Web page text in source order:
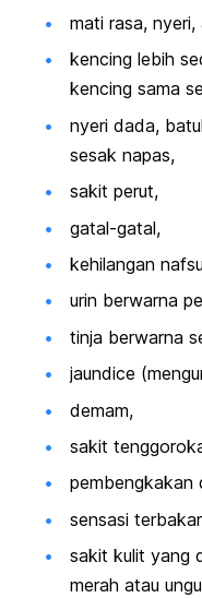
mati rasa,
kencing lebih
kencing sama
nyeri dada,
sesak napas,
sakit perut,
gatal-gatal,
kehilangan
urin berwarna
tinja berwarna
jaundice
demam,
sakit
pembengkakan
sensasi
sakit kulit yang
merah atau